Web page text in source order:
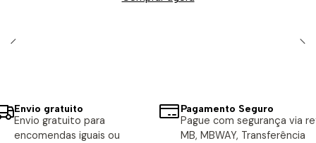
Envio gratuito
Envio gratuito para
encomendas iguais ou
Pagamento Seguro
Pague com segurança via
MB, MBWAY, Transferência